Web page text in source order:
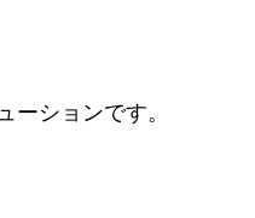
ーションです。